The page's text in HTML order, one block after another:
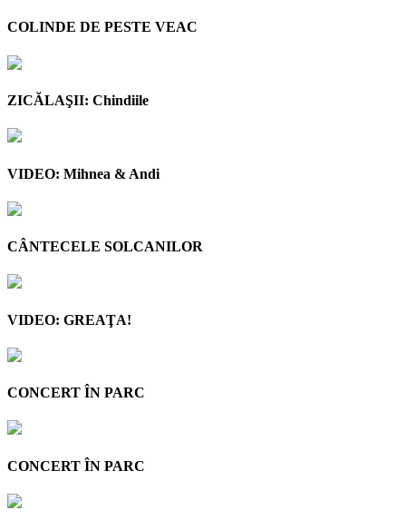
COLINDE DE PESTE VEAC
ZICĂLAŞII: Chindiile
VIDEO: Mihnea & Andi
CÂNTECELE SOLCANILOR
VIDEO: GREAŢA!
CONCERT ÎN PARC
CONCERT ÎN PARC